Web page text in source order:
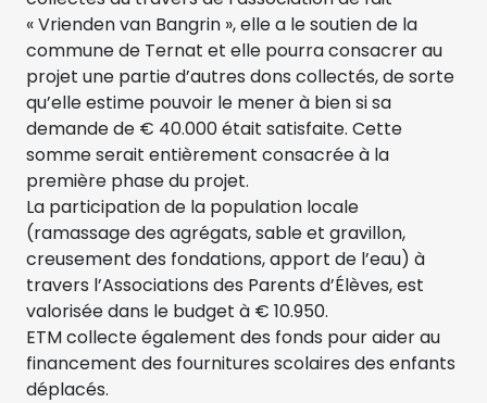
« Vrienden van Bangrin », elle a le soutien de la
commune de Ternat et elle pourra consacrer au
projet une partie d’autres dons collectés, de sorte
qu’elle estime pouvoir le mener à bien si sa
demande de € 40.000 était satisfaite. Cette
somme serait entièrement consacrée à la
première phase du projet.
La participation de la population locale
(ramassage des agrégats, sable et gravillon,
creusement des fondations, apport de l’eau) à
travers l’Associations des Parents d’Élèves, est
valorisée dans le budget à € 10.950.
ETM collecte également des fonds pour aider au
financement des fournitures scolaires des enfants
déplacés.